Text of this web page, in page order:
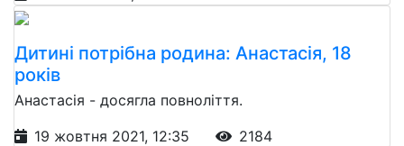
Дитині потрібна родина: Анастасія, 18
років
Анастасія - досягла повноліття.
19 жовтня 2021, 12:35
2184